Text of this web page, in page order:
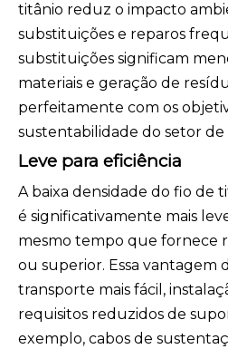
titânio reduz o impacto
substituições e reparos
substituições significam
materiais e geração de
perfeitamente com os
sustentabilidade do setor de
Leve para eficiência
A baixa densidade do fio de
é significativamente mais
mesmo tempo que fornece
ou superior. Essa vantagem
transporte mais fácil,
requisitos reduzidos de
exemplo, cabos de